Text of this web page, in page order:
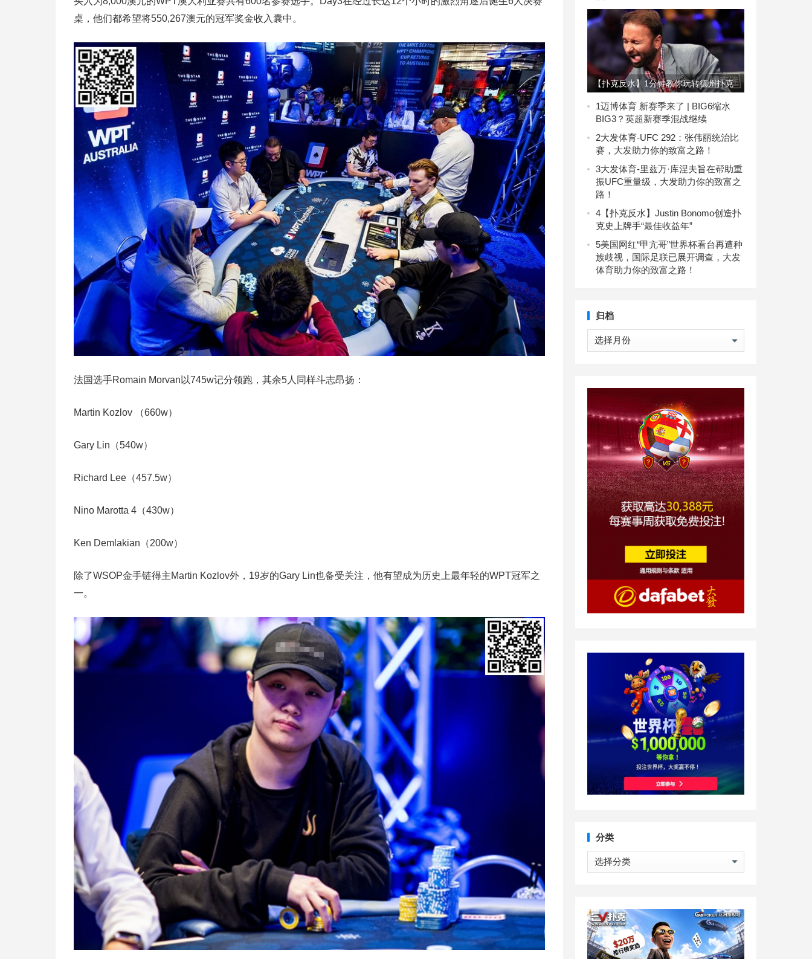
桌，他们都希望将550,267澳元的冠军奖金收入囊中。
法国选手Romain Morvan以745w记分领跑，其余5人同样斗志昂扬：
Martin Kozlov （660w）
Gary Lin（540w）
Richard Lee（457.5w）
Nino Marotta 4（430w）
Ken Demlakian（200w）
除了WSOP金手链得主Martin Kozlov外，19岁的Gary Lin也备受关注，他有望成为历史上最年轻的WPT冠军之
一。
【扑克反水】1分钟教你玩转德州扑克
1迈博体育 新赛季来了 | BIG6缩水
BIG3？英超新赛季混战继续
2大发体育-UFC 292：张伟丽统治比
赛，大发助力你的致富之路！
3大发体育-里兹万·库涅夫旨在帮助重
振UFC重量级，大发助力你的致富之
路！
4 【扑克反水】Justin Bonomo创造扑
克史上牌手“最佳收益年”
5美国网红“甲亢哥”世界杯看台再遭种
族歧视，国际足联已展开调查，大发
体育助力你的致富之路！
归档
归
档
分类
分
类